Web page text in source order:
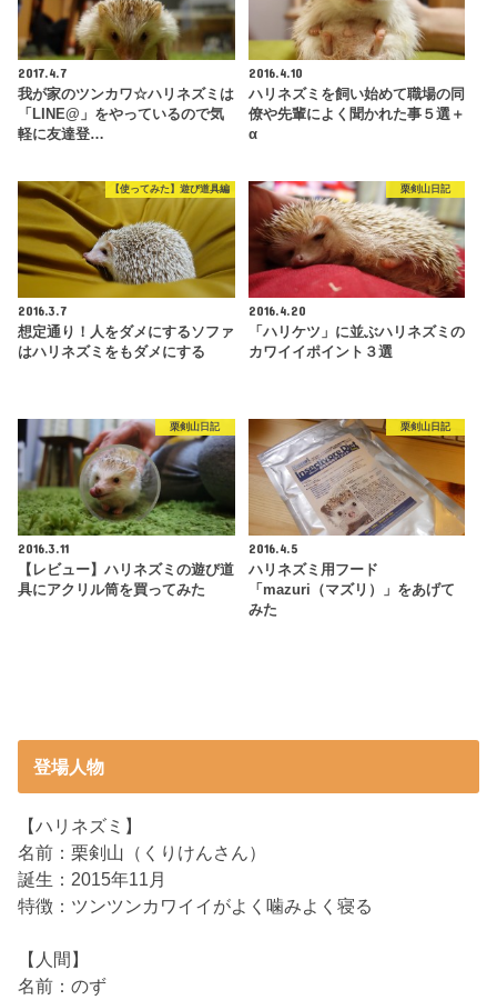
2017.4.7
我が家のツンカワ☆ハリネズミは
「LINE@」をやっているので気
軽に友達登…
2016.4.10
ハリネズミを飼い始めて職場の同
僚や先輩によく聞かれた事５選＋
α
【使ってみた】遊び道具編
2016.3.7
想定通り！人をダメにするソファ
はハリネズミをもダメにする
栗剣山日記
2016.4.20
「ハリケツ」に並ぶハリネズミの
カワイイポイント３選
栗剣山日記
2016.3.11
【レビュー】ハリネズミの遊び道
具にアクリル筒を買ってみた
栗剣山日記
2016.4.5
ハリネズミ用フード
「mazuri（マズリ）」をあげて
みた
登場人物
【ハリネズミ】
名前：栗剣山（くりけんさん）
誕生：2015年11月
特徴：ツンツンカワイイがよく噛みよく寝る
【人間】
名前：のず